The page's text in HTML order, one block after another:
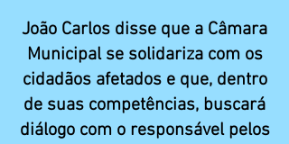
João Carlos disse que a Câmara
Municipal se solidariza com os
cidadãos afetados e que, dentro
de suas competências, buscará
diálogo com o responsável pelos